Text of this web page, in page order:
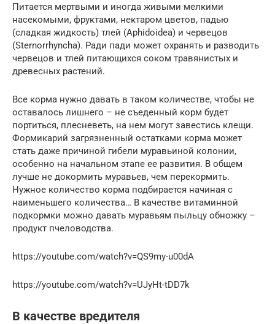
Питается мертвыми и иногда живыми мелкими
насекомыми, фруктами, нектаром цветов, падью
(сладкая жидкость) тлей (Aphidoidea) и червецов
(Sternorrhyncha). Ради пади может охранять и разводить
червецов и тлей питающихся соком травянистых и
древесных растений.
Все корма нужно давать в таком количестве, чтобы не
оставалось лишнего – не съеденный корм будет
портиться, плесневеть, на нем могут завестись клещи.
Формикарий загрязненный остатками корма может
стать даже причиной гибели муравьиной колонии,
особенно на начальном этапе ее развития. В общем
лучше не докормить муравьев, чем перекормить.
Нужное количество корма подбирается начиная с
наименьшего количества… В качестве витаминной
подкормки можно давать муравьям пыльцу обножку –
продукт пчеловодства.
https://youtube.com/watch?v=QS9my-u00dA
https://youtube.com/watch?v=UJyHt-tDD7k
В качестве вредителя